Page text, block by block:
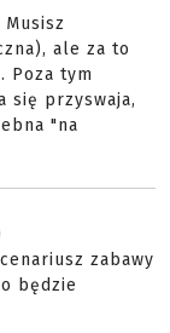
ale za to
Poza tym
się przyswaja,
"na
zabawy
będzie